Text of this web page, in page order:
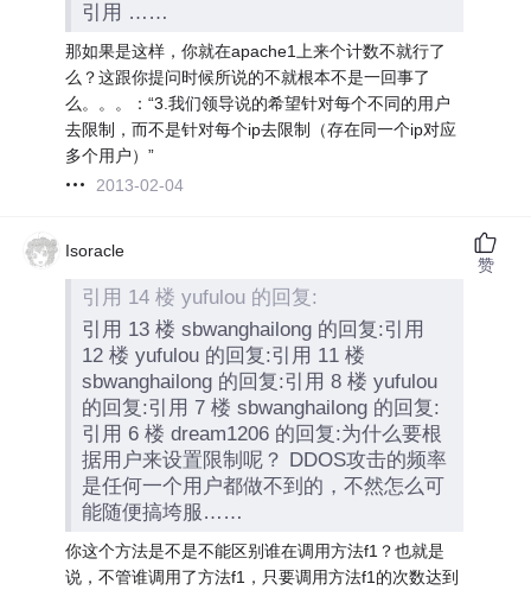
引用 ……
那如果是这样，你就在apache1上来个计数不就行了
么？这跟你提问时候所说的不就根本不是一回事了
么。。。：“3.我们领导说的希望针对每个不同的用户
去限制，而不是针对每个ip去限制（存在同一个ip对应
多个用户）”
2013-02-04
Isoracle
引用 14 楼 yufulou 的回复:
引用 13 楼 sbwanghailong 的回复:引用
12 楼 yufulou 的回复:引用 11 楼
sbwanghailong 的回复:引用 8 楼 yufulou
的回复:引用 7 楼 sbwanghailong 的回复:
引用 6 楼 dream1206 的回复:为什么要根
据用户来设置限制呢？ DDOS攻击的频率
是任何一个用户都做不到的，不然怎么可
能随便搞垮服……
你这个方法是不是不能区别谁在调用方法f1？也就是
说，不管谁调用了方法f1，只要调用方法f1的次数达到
赞